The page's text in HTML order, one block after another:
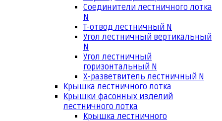
Соединители лестничного лотка
N
Т-отвод лестничный N
Угол лестничный вертикальный
N
Угол лестничный
горизонтальный N
Х-разветвитель лестничный N
Крышка лестничного лотка
Крышки фасонных изделий
лестничного лотка
Крышка лестничного